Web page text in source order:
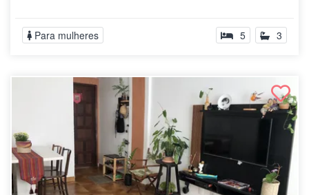
Para mulheres 5 3